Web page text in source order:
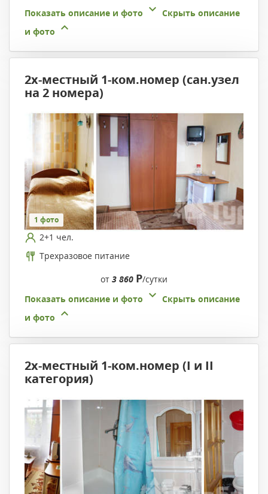
Показать описание и фото
Скрыть описание
и фото
2х-местный 1-ком.номер (сан.узел
на 2 номера)
1 фото
2+1 чел.
Трехразовое питание
от 3 860 Р/сутки
Показать описание и фото
Скрыть описание
и фото
2х-местный 1-ком.номер (I и II
категория)